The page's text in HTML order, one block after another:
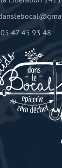
05 47 45 93 48